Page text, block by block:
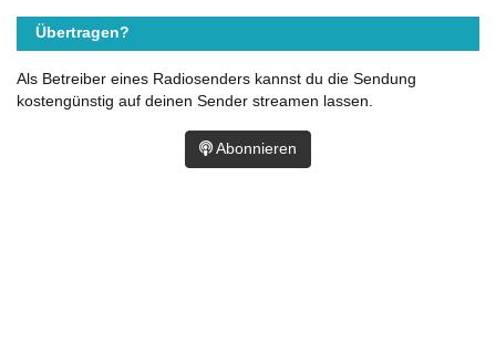
Übertragen?
Als Betreiber eines Radiosenders kannst du die Sendung
kostengünstig auf deinen Sender streamen lassen.
Abonnieren